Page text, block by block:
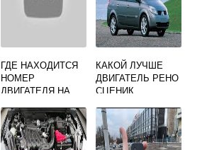
ГДЕ НАХОДИТСЯ
НОМЕР
ДВИГАТЕЛЯ НА
6
КАКОЙ ЛУЧШЕ
ДВИГАТЕЛЬ РЕНО
СЦЕНИК